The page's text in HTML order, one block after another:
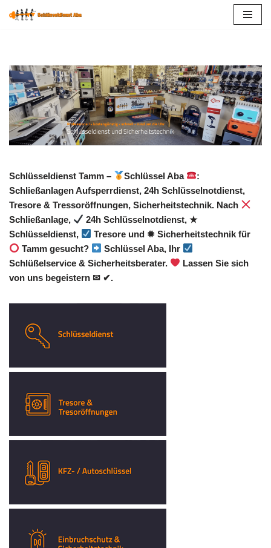
Schlüsseldienst Tamm – Schlüssel Aba
:
Schließanlagen Aufsperrdienst, 24h Schlüsselnotdienst,
Tresore & Tressoröffnungen, Sicherheitstechnik. Nach
Schließanlage,
24h Schlüsselnotdienst, ★
Schlüsseldienst,
Tresore und ✹ Sicherheitstechnik für
Tamm gesucht?
Schlüssel Aba, Ihr
Schlüßelservice & Sicherheitsberater.
Lassen Sie sich
von uns begeistern ✉ ✔.